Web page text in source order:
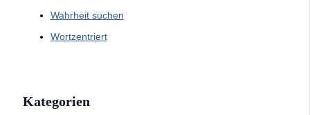
Wahrheit suchen
Wortzentriert
Kategorien